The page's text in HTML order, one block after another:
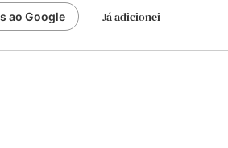
ao Google Já adicionei